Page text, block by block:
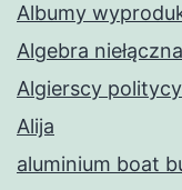
Albumy
Algebra niełączna
Algierscy politycy
Alija
aluminium boat